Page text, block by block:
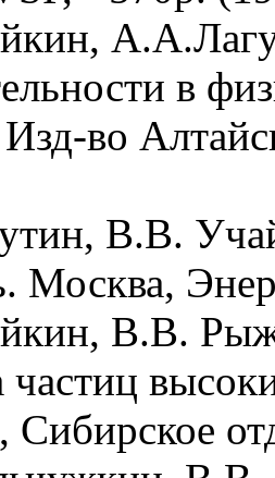
в
во
В.В.
Москва,
В.В.
частиц
Сибирское